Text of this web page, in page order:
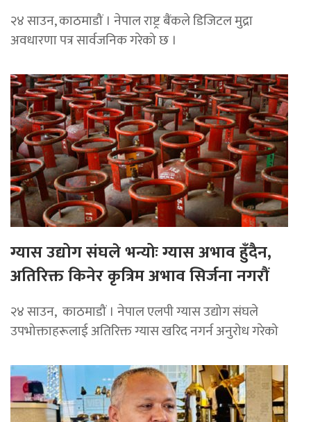
२४ साउन, काठमाडौं । नेपाल राष्ट्र बैंकले डिजिटल मुद्रा
अवधारणा पत्र सार्वजनिक गरेको छ ।
ग्यास उद्योग संघले भन्योः ग्यास अभाव हुँदैन,
अतिरिक्त किनेर कृत्रिम अभाव सिर्जना नगरौं
२४ साउन, काठमाडौं । नेपाल एलपी ग्यास उद्योग संघले
उपभोक्ताहरूलाई अतिरिक्त ग्यास खरिद नगर्न अनुरोध गरेको